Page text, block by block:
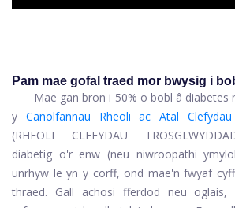
Pam mae gofal traed mor bwysig i
Mae gan bron i 50% o bobl â diabetes
y Canolfannau Rheoli ac Atal
(RHEOLI CLEFYDAU
diabetig o'r enw (neu niwroopathi
unrhyw le yn y corff, ond mae'n fwyaf
thraed. Gall achosi fferdod neu